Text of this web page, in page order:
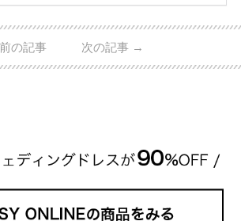
ィンストンやカルティエ、ティファニーなど世界
で人気のブランドまで幅広くご紹介。 さらに、
用している芸能人夫婦 ・リングの特徴や魅力 ・
前の記事 次の記事 →